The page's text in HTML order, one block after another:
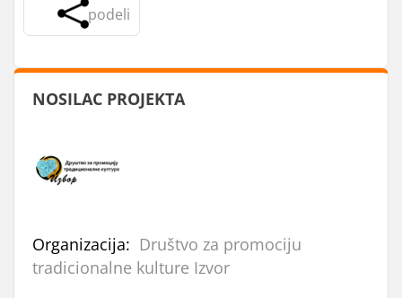
podeli
NOSILAC PROJEKTA
Organizacija: Društvo za promociju
tradicionalne kulture Izvor